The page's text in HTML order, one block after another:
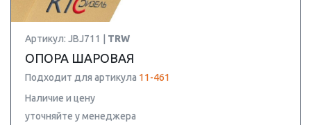
Артикул: JBJ711 | TRW
ОПОРА ШАРОВАЯ
Подходит для артикула 11-461
Наличие и цену
уточняйте у менеджера